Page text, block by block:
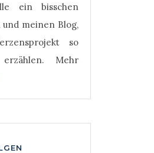
ein bisschen
meinen Blog,
so
Mehr